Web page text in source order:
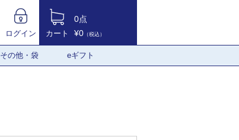
ログイン カート
0点
¥0 （税込）
その他・袋 eギフト